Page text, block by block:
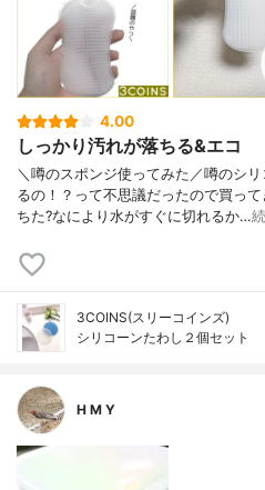
4.00
しっかり汚れが落ちる&エコ
＼噂のスポンジ使ってみた／噂のシ
るの！？って不思議だったので買っ
ちた?なにより水がすぐに切れるか…
3COINS(スリーコインズ)
シリコーンたわし２個セット
H M Y